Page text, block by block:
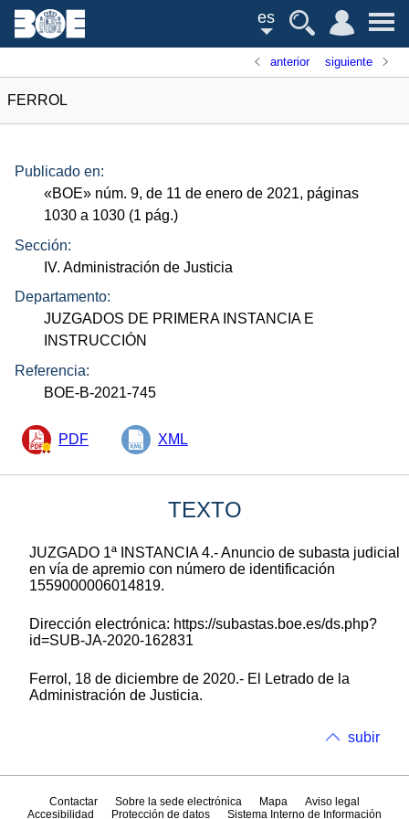
es
anterior siguiente
FERROL
Publicado en:
«BOE» núm. 9, de 11 de enero de 2021, páginas
1030 a 1030 (1 pág.)
Sección:
IV. Administración de Justicia
Departamento:
JUZGADOS DE PRIMERA INSTANCIA E
INSTRUCCIÓN
Referencia:
BOE-B-2021-745
PDF XML
TEXTO
JUZGADO 1ª INSTANCIA 4.- Anuncio de subasta judicial
en vía de apremio con número de identificación
1559000006014819.
Dirección electrónica: https://subastas.boe.es/ds.php?
id=SUB-JA-2020-162831
Ferrol, 18 de diciembre de 2020.- El Letrado de la
Administración de Justicia.
subir
Contactar Sobre la sede electrónica Mapa
Aviso legal
Accesibilidad
Protección de datos Sistema Interno de Información